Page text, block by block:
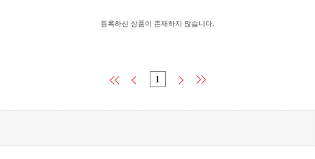
등록하신 상품이 존재하지 않습니다.
1